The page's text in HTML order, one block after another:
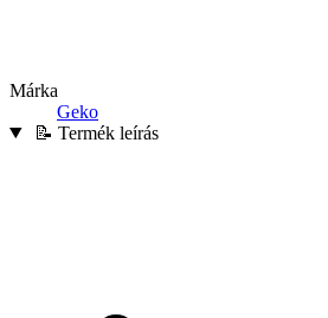
Márka
Geko
📝 Termék leírás